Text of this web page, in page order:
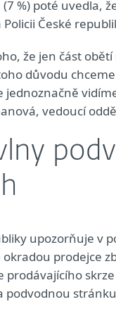
%) poté uvedla,
České
že jen část
důvodu
vedoucí
upozorňuje v
prodejce
prodávajícího
podvodnou